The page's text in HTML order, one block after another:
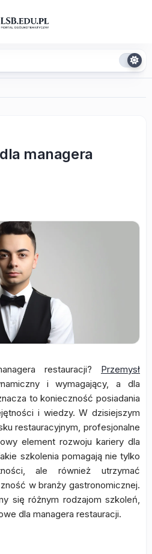
managera
restauracji? Przemysł
i wymagający, a dla
to konieczność posiadania
i wiedzy. W dzisiejszym
restauracyjnym, profesjonalne
element rozwoju kariery dla
szkolenia pomagają nie tylko
ale również utrzymać
w branży gastronomicznej.
się różnym rodzajom szkoleń,
dla managera restauracji.